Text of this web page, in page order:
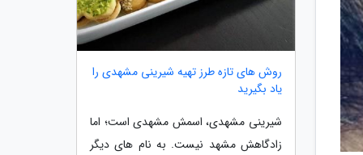
روش های تازه طرز تهیه شیرینی مشهدی را
یاد بگیرید
شیرینی مشهدی، اسمش مشهدی است؛ اما
زادگاهش مشهد نیست. به نام های دیگر